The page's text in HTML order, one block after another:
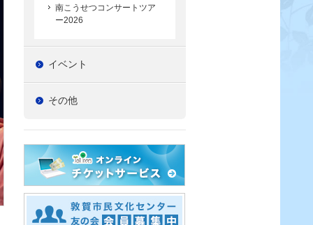
南こうせつコンサートツア
ー2026
イベント
その他